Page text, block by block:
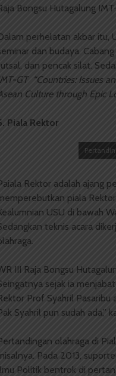
Bongsu Hutagalung
perhelatan akbar itu,
dan budaya.
dan pencak silat.
GT “Countries: Issues
Culture through Epic
Piala Rektor
Rektor adalah ajang
piala
USU di bawah
teknis acara
III Raja Bongsu
sejak ia
Prof Syahril
Syahril pun sudah ada,”
olahraga di
Pada 2013,
Politik bentrok di